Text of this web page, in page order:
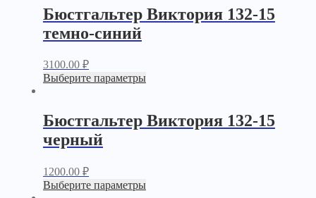
Бюстгальтер Виктория 132-15
темно-синий
3100.00 ₽
Выберите параметры
Бюстгальтер Виктория 132-15
черный
1200.00 ₽
Выберите параметры